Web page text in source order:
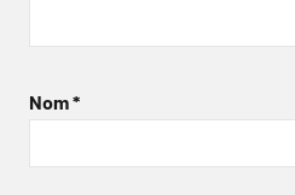
Nom*